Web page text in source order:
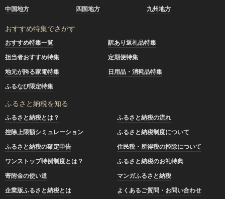
中国地方
四国地方 九州地方
おすすめ特集でさがす
おすすめ特集一覧
訳あり返礼品特集
担当者おすすめ特集
定期便特集
地元が誇る家電特集
日用品・消耗品特集
ふるなび限定特集
ふるさと納税を知る
ふるさと納税とは？
ふるさと納税の流れ
控除上限額シミュレーション
ふるさと納税制度について
ふるさと納税の確定申告
住民税・所得税の控除について
ワンストップ特例制度とは？
ふるさと納税のお礼特典
寄附金の使い道
マンガふるさと納税
企業版ふるさと納税とは
よくあるご質問・お問い合わせ